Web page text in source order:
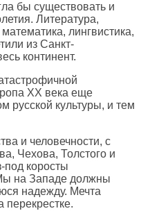
бы существовать и
Литература,
лингвистика,
из Санкт-
континент.
ХХ века еще
русской культуры, и тем
и человечности, с
Чехова, Толстого и
под коросты
на Западе должны
надежду. Мечта